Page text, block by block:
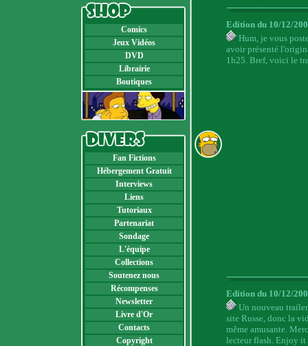
Comics
Jeux Vidéos
DVD
Librairie
Boutiques
Fan Fictions
Hébergement Gratuit
Interviews
Liens
Tutoriaux
Partenariat
Sondage
L'équipe
Collections
Soutenez nous
Récompenses
Newsletter
Livre d'Or
Contacts
Copyright
Edition du 10/12/
Hum, je vous
avoir présenté
1h25. Bref, voici le
Edition du 10/12/
Un nouveau
site Russe, donc la
même amusante.
lecteur flash. Enjoy it